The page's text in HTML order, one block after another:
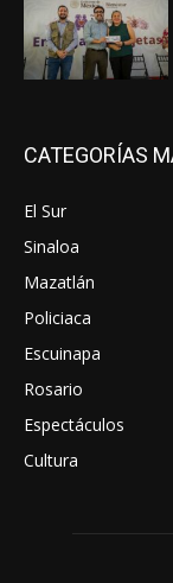
CATEGORÍAS
El Sur
Sinaloa
Mazatlán
Policiaca
Escuinapa
Rosario
Espectáculos
Cultura